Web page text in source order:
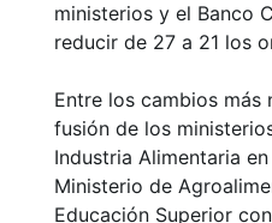
ministerios y el Banco
reducir de 27 a 21 los
Entre los cambios más
fusión de los
Industria Alimentaria
Ministerio de
Educación Superior